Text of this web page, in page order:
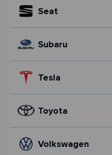
Seat
Subaru
Tesla
Toyota
Volkswagen